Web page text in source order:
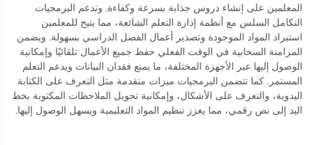
المعلمين على إنشاء دروس جذابة بسرعة وكفاءة. وتدعم البرمجيات
التكامل السلس مع أنظمة إدارة التعلم الشائعة، مما يتيح للمعلمين
استيراد المواد الموجودة وتصدير أعمال الفصل الدراسي بسهولة. ويضمن
المزامنة السحابية في الوقت الفعلي حفظ جميع الأعمال تلقائيًا وإمكانية
الوصول إليها عبر الأجهزة المختلفة، ما يمنع فقدان البيانات ويدعم التعلم
المستمر. كما تتضمن البرمجيات ميزات متقدمة مثل التعرف على الكتابة
اليدوية، والتعرف على الأشكال، وإمكانية تحويل الملاحظات المكتوبة بخط
اليد إلى نص رقمي، مما يعزز تنظيم المواد التعليمية ويسهل الوصول إليها.